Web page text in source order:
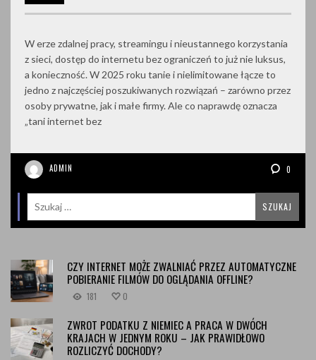
W erze zdalnej pracy, streamingu i nieustannego korzystania
z sieci, dostęp do internetu bez ograniczeń to już nie luksus,
a konieczność. W 2025 roku tanie i nielimitowane łącze to
jedno z najczęściej poszukiwanych rozwiązań – zarówno przez
osoby prywatne, jak i małe firmy. Ale co naprawdę oznacza
„tani internet bez
ADMIN 0
CZY INTERNET MOŻE ZWALNIAĆ PRZEZ AUTOMATYCZNE
POBIERANIE FILMÓW DO OGLĄDANIA OFFLINE?
181 0
ZWROT PODATKU Z NIEMIEC A PRACA W DWÓCH
KRAJACH W JEDNYM ROKU – JAK PRAWIDŁOWO
ROZLICZYĆ DOCHODY?